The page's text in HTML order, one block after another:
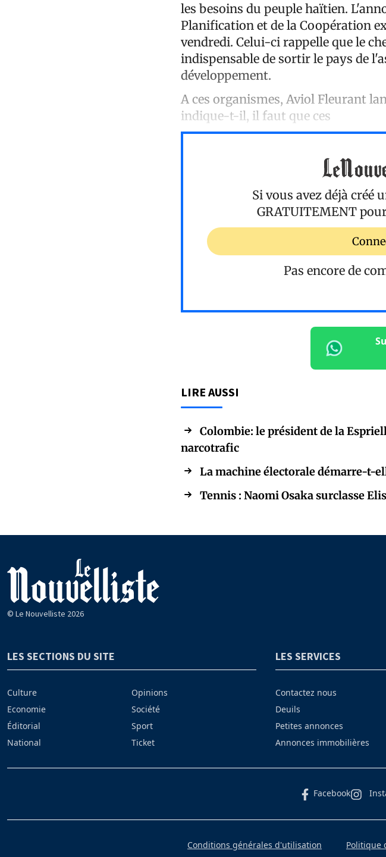
les besoins du peuple haïtien.
Planification et de la Coopération
vendredi. Celui-ci rappelle que le
indispensable de sortir le pays de
développement.
A ces organismes, Aviol Fleurant
indique-t-il, il faut que ces
Si vous avez déjà créé
GRATUITEMENT
Pas encore de
LIRE AUSSI
Colombie: le président de la
narcotrafic
La machine électorale démarre-t-
Tennis : Naomi Osaka surclasse
© Le Nouvelliste 2026
LES SECTIONS DU SITE
Culture
Economie
Éditorial
National
Opinions
Société
Sport
Ticket
LES SERVICES
Contactez nous
Deuils
Petites annonces
Annonces immobilières
Facebook
Conditions générales d'utilisation Politique